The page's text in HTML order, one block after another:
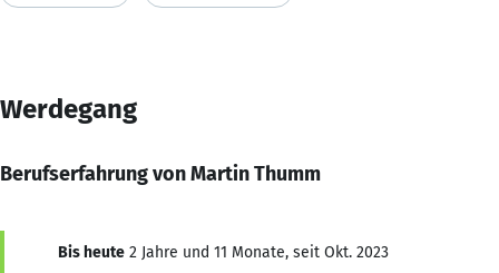
Werdegang
Berufserfahrung von Martin Thumm
Bis heute 2 Jahre und 11 Monate, seit Okt. 2023